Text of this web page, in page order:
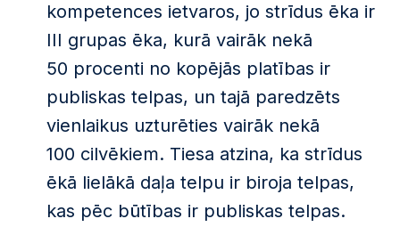
kompetences ietvaros, jo strīdus ēka ir
III grupas ēka, kurā vairāk nekā
50 procenti no kopējās platības ir
publiskas telpas, un tajā paredzēts
vienlaikus uzturēties vairāk nekā
100 cilvēkiem. Tiesa atzina, ka strīdus
ēkā lielākā daļa telpu ir biroja telpas,
kas pēc būtības ir publiskas telpas.